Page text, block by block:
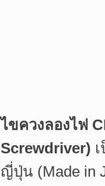
ไขควงลองไฟ
Screwdriver)
ญี่ปุ่น (Made in